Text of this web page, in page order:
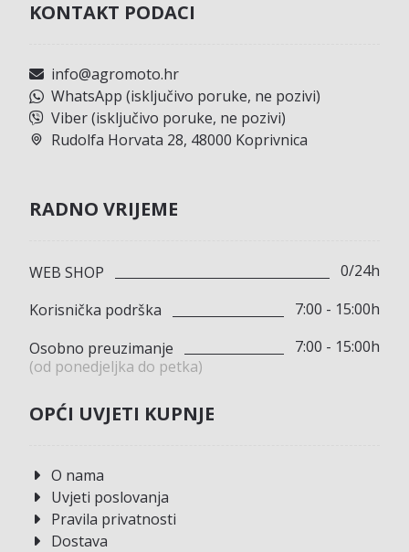
KONTAKT PODACI
info@agromoto.hr
WhatsApp (isključivo poruke, ne pozivi)
Viber (isključivo poruke, ne pozivi)
Rudolfa Horvata 28, 48000 Koprivnica
RADNO VRIJEME
WEB SHOP
0/24h
Korisnička podrška
7:00 - 15:00h
Osobno preuzimanje
(od ponedjeljka do petka)
7:00 - 15:00h
OPĆI UVJETI KUPNJE
O nama
Uvjeti poslovanja
Pravila privatnosti
Dostava